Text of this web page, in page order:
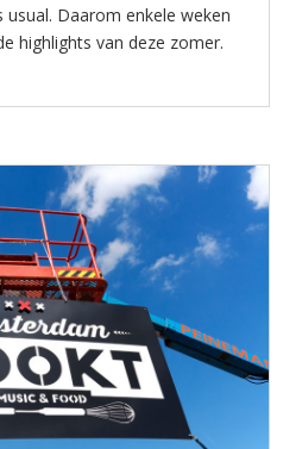
usual. Daarom enkele weken
highlights van deze zomer.